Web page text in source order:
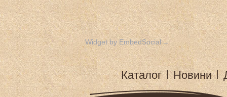
Widget by EmbedSocial→
Каталог | Новини |